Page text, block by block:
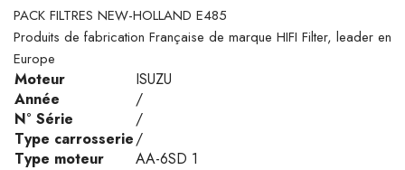
PACK FILTRES NEW-HOLLAND E485
Produits de fabrication Française de marque HIFI Filter, leader en
Europe
Moteur
ISUZU
Année
/
N° Série
/
Type carrosserie/
Type moteur
AA-6SD 1